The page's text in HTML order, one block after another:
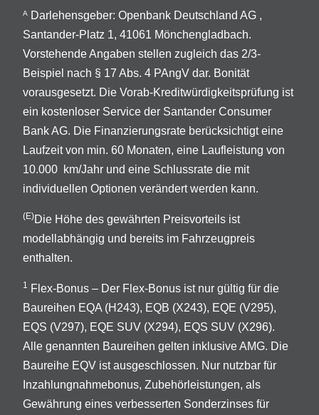
A
Darlehensgeber: Openbank Deutschland AG ,
Santander-Platz 1, 41061 Mönchengladbach.
Vorstehende Angaben stellen zugleich das 2/3-
Beispiel nach § 17 Abs. 4 PAngV dar. Bonität
vorausgesetzt. Die Vorab-Kreditwürdigkeitsprüfung ist
ein kostenloser Service der Santander Consumer
Bank AG. Die Finanzierungsrate berücksichtigt eine
Laufzeit von min. 60 Monaten, eine Laufleistung von
10.000 km/Jahr und eine Schlussrate die mit
individuellen Optionen verändert werden kann.
(E)Die Höhe des gewährten Preisvorteils ist
modellabhängig und bereits im Fahrzeugpreis
enthalten.
1 Flex-Bonus – Der Flex-Bonus ist nur gültig für die
Baureihen EQA (H243), EQB (X243), EQE (V295),
EQS (V297), EQE SUV (X294), EQS SUV (X296).
Alle genannten Baureihen gelten inklusive AMG. Die
Baureihe EQV ist ausgeschlossen. Nur nutzbar für
Inzahlungnahmebonus, Zubehörleistungen, als
Gewährung eines verbesserten Sonderzinses für